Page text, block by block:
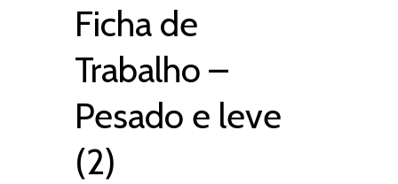
Ficha de
Trabalho –
Pesado e leve
(2)